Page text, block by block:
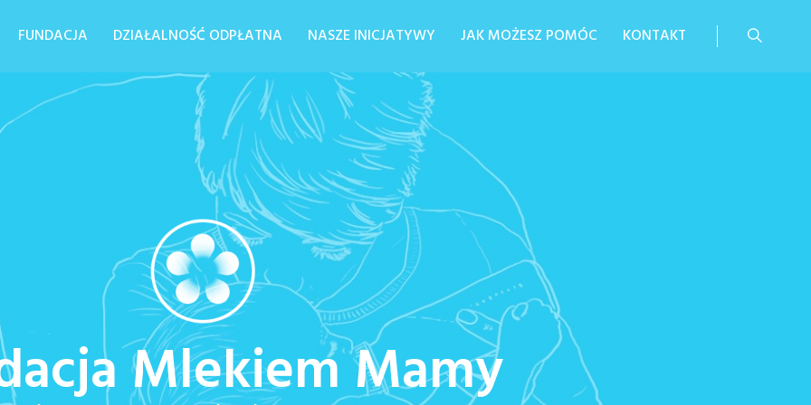
FUNDACJA DZIAŁALNOŚĆ ODPŁATNA NASZE INICJATYWY JAK MOŻESZ POMÓC KONTAKT
Mlekiem Mamy